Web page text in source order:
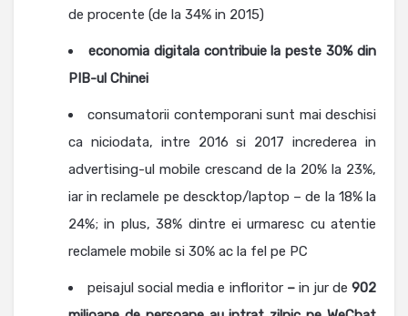
de procente (de la 34% in 2015)
economia digitala contribuie la peste 30% din
PIB-ul Chinei
consumatorii contemporani sunt mai deschisi
ca niciodata, intre 2016 si 2017 increderea in
advertising-ul mobile crescand de la 20% la 23%,
iar in reclamele pe descktop/laptop – de la 18% la
24%; in plus, 38% dintre ei urmaresc cu atentie
reclamele mobile si 30% ac la fel pe PC
peisajul social media e infloritor– in jur de 902